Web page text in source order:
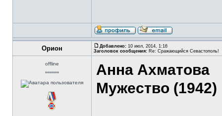
Орион Добавлено: 10 июл, 2014, 1:16
Заголовок сообщения: Re: Сражающийся Севастополь!
offline
*******
Анна Ахматова
Мужество (1942)